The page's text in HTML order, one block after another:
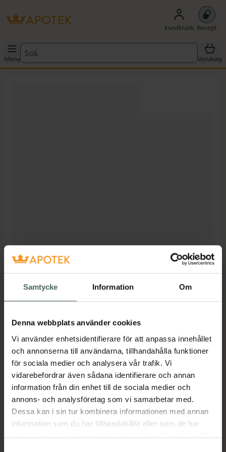
Samtycke Information Om
Denna webbplats använder cookies
Vi använder enhetsidentifierare för att anpassa innehållet
och annonserna till användarna, tillhandahålla funktioner
för sociala medier och analysera vår trafik. Vi
vidarebefordrar även sådana identifierare och annan
information från din enhet till de sociala medier och
annons- och analysföretag som vi samarbetar med.
Dessa kan i sin tur kombinera informationen med annan
information som du har tillhandahållit eller som de har
samlat in när du har använt deras tjänster. Samtycke till
Kundklubb Recept
Meny
Sök
Varukorg
Kronans Apotek finns här för dig. Du hittar oss från Skåne i
syd till Lappland i norr, och online i mobilen och på
datorn. Oavsett vem du är så är det vårt uppdrag att
hjälpa just dig att må lite bättre. Välkommen att prata
med oss.
Kundservice